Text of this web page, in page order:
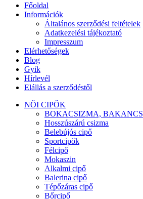
Főoldal
Információk
Általános szerződési feltételek
Adatkezelési tájékoztató
Impresszum
Elérhetőségek
Blog
Gyik
Hírlevél
Elállás a szerződéstől
NŐI CIPŐK
BOKACSIZMA, BAKANCS
Hosszúszárú csizma
Belebújós cipő
Sportcipők
Félcipő
Mokaszin
Alkalmi cipő
Balerina cipő
Tépőzáras cipő
Bőrcipő